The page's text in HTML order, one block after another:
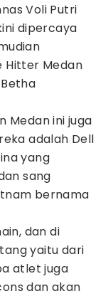
Voli Putri
dipercaya
Hitter Medan
Medan ini juga
adalah Dell
yang
sang
bernama
dan di
yaitu dari
atlet juga
dan akan